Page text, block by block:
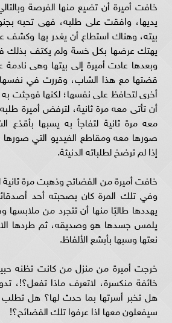
خافت أميرة أن تضيع منها الفرصة
يديها، وافقت على طلبه، فهى تحبه
بيته، وهناك استطاع أن يغدر بها وكشف
يهتك عرضها بكل خسة ولم يكتف بذلك
وبعدها عادت أميرة إلى بيتها وهى
قضتها مع هذا الشاب، وقررت في
أخرى لتحافظ على نفسها؛ لكنها فوجئت
أن تأتى معه مرة ثانية، لترفض أميرة
معه مرة ثانية لتفاجأ به يسبها بأقذع
صورها معه ومقاطع الفيديو التي صورها
إذا لم ترضخ لطلباته الدنيئة.
خافت أميرة من الفضائح وذهبت مرة ثانية
وفي تلك المرة كان بصحبته أحد
يهددها طالبًا منها أن تتجرد من ملابسها
يلمس جسدها هو وصديقه، ثم طردها
نعتها وسبها بأبشع الألفاظ.
خرجت أميرة من منزل من كانت تظنه
خائفة منكسرة، لاتعرف ماذا تفعل؟!،
هل تخبر أسرتها بما حدث لها؟ هل تطلب
سيفعلون معها اذا عرفوا تلك الفضائح؟!